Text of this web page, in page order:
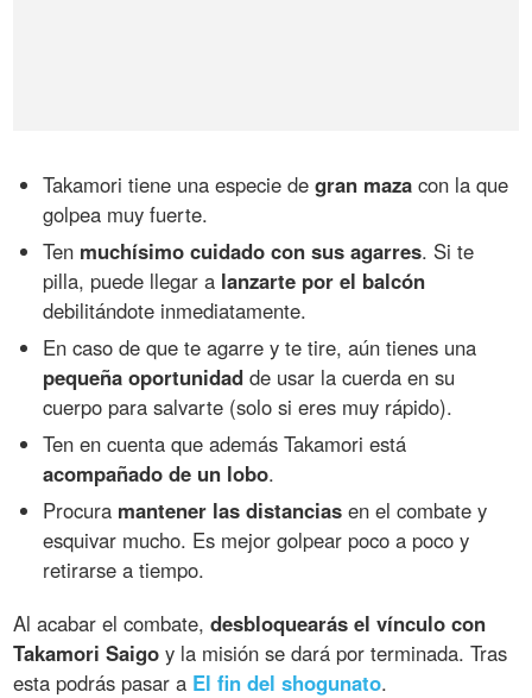
Takamori tiene una especie degran maza con la que
golpea muy fuerte.
Ten muchísimo cuidado con sus agarres. Si te
pilla, puede llegar a lanzarte por el balcón
debilitándote inmediatamente.
En caso de que te agarre y te tire, aún tienes una
pequeña oportunidad de usar la cuerda en su
cuerpo para salvarte (solo si eres muy rápido).
Ten en cuenta que además Takamori está
acompañado de un lobo.
Procura mantener las distancias en el combate y
esquivar mucho. Es mejor golpear poco a poco y
retirarse a tiempo.
Al acabar el combate,desbloquearás el vínculo con
Takamori Saigo y la misión se dará por terminada. Tras
esta podrás pasar a El fin del shogunato.